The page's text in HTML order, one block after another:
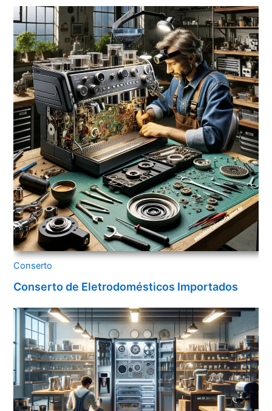
Conserto
Conserto de Eletrodomésticos Importados